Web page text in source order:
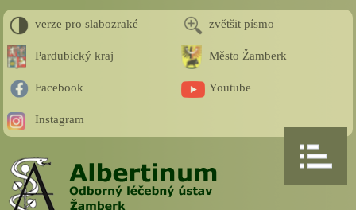
verze pro slabozraké zvětšit písmo
Pardubický kraj Město Žamberk
Facebook Youtube
Instagram